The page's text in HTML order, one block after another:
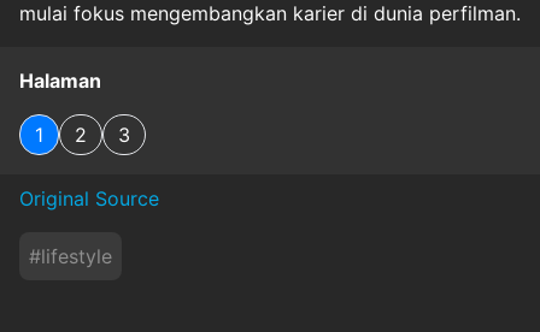
mulai fokus mengembangkan karier di dunia perfilman.
Halaman
1 2 3
Original Source
#lifestyle